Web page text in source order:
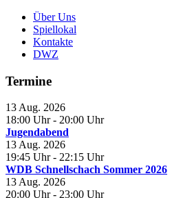
Über Uns
Spiellokal
Kontakte
DWZ
Termine
13 Aug. 2026
18:00 Uhr - 20:00 Uhr
Jugendabend
13 Aug. 2026
19:45 Uhr - 22:15 Uhr
WDB Schnellschach Sommer 2026
13 Aug. 2026
20:00 Uhr - 23:00 Uhr